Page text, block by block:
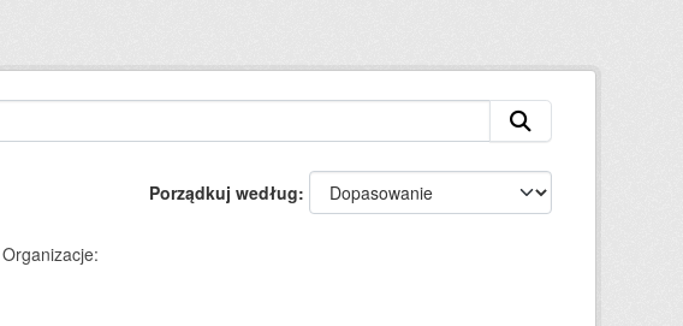
Porządkuj według
Organizacje: